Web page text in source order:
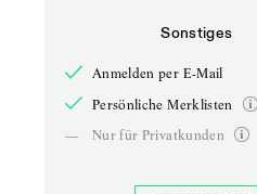
Sonstiges
Anmelden per E-Mail
Persönliche Merklisten
—
Nur für Privatkunden